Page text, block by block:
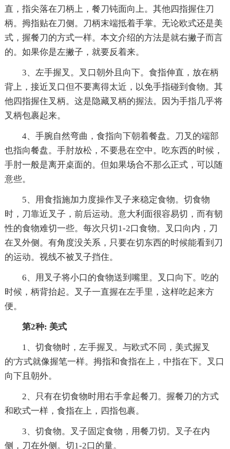
直，指尖落在刀柄上，餐刀钝面向上。其他四指握住刀
柄。拇指贴在刀侧。刀柄末端抵着手掌。无论欧式还是美
式，握餐刀的方式一样。本文介绍的方法是就右撇子而言
的。如果你是左撇子，就要反着来。
3、左手握叉。叉口朝外且向下。食指伸直，放在柄
背上，接近叉口但不要离得太近，以免手指碰到食物。其
他四指握住叉柄。这是隐藏叉柄的握法。因为手指几乎将
叉柄包裹起来。
4、手腕自然弯曲，食指向下朝着餐盘。刀叉的端部
也指向餐盘。手肘放松，不要悬在空中。吃东西的时候，
手肘一般是离开桌面的。但如果场合不那么正式，可以随
意些。
5、用食指施加力度操作叉子来稳定食物。切食物
时，刀靠近叉子，前后运动。意大利面很容易切，而有韧
性的食物难切一些。每次只切1-2口食物。叉口向内，刀
在叉外侧。有角度没关系，只要在切东西的时候能看到刀
的运动。视线不被叉子挡住。
6、用叉子将小口的食物送到嘴里。叉口向下。吃的
时候，柄背抬起。叉子一直握在左手里，这样吃起来方
便。
第2种: 美式
1、切食物时，左手握叉。与欧式不同，美式握叉
的'方式就像握笔一样。拇指和食指在上，中指在下。叉口
向下且朝外。
2、只有在切食物时用右手拿起餐刀。握餐刀的方式
和欧式一样，食指在上，四指包裹。
3、切食物。叉子固定食物，用餐刀切。叉子在内
侧，刀在外侧。切1-2口的量。